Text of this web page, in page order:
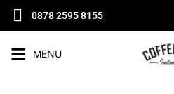
0878 2595 8155
MENU